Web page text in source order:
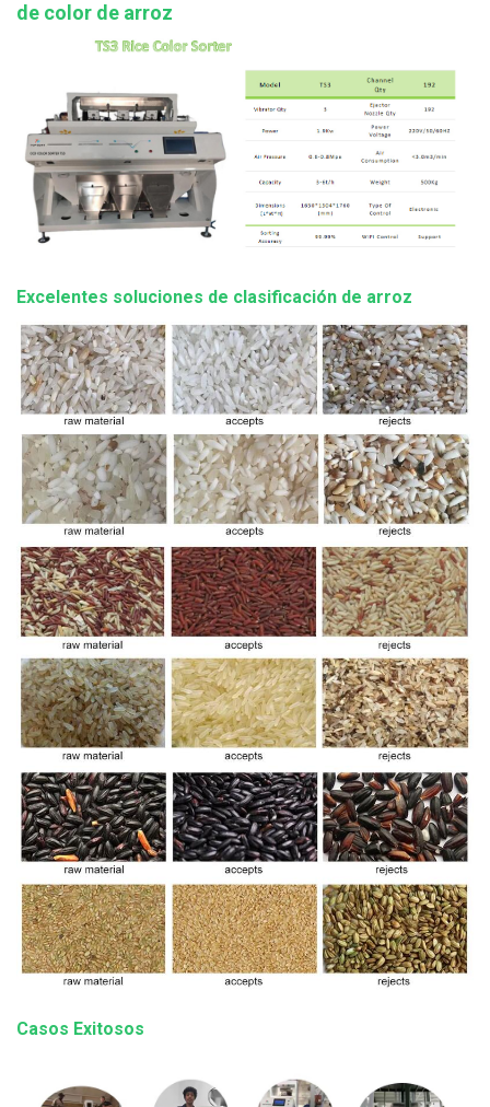
de color de arroz
Excelentes soluciones de clasificación de arroz
Casos Exitosos